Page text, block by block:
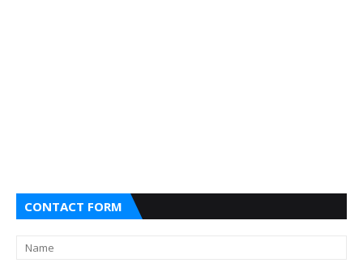
CONTACT FORM